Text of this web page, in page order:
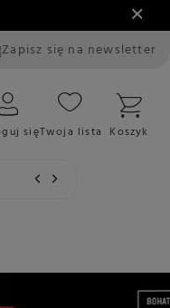
Zapisz się na newsletter
sięTwoja lista Koszyk